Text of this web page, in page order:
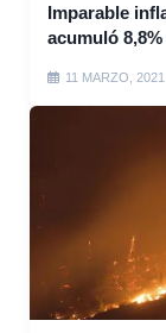
Imparable
acumuló
11 MARZO, 2021